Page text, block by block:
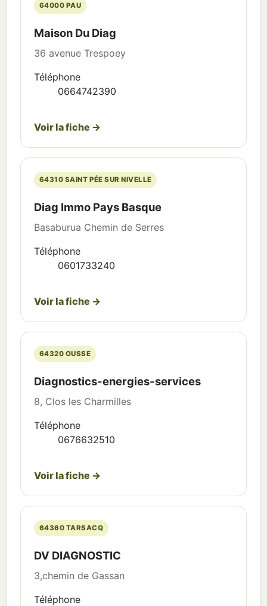
64000 PAU
Maison Du Diag
36 avenue Trespoey
Téléphone
0664742390
Voir la fiche →
64310 SAINT PÉE SUR NIVELLE
Diag Immo Pays Basque
Basaburua Chemin de Serres
Téléphone
0601733240
Voir la fiche →
64320 OUSSE
Diagnostics-energies-services
8, Clos les Charmilles
Téléphone
0676632510
Voir la fiche →
64360 TARSACQ
DV DIAGNOSTIC
3,chemin de Gassan
Téléphone